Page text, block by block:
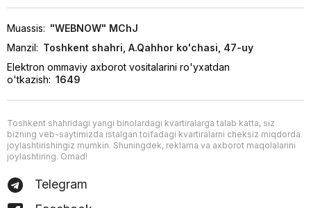
Muassis: "WEBNOW" MChJ
Manzil: Toshkent shahri, A.Qahhor ko'chasi, 47-uy
Elektron ommaviy axborot vositalarini ro'yxatdan
o'tkazish: 1649
Toshkent shahridagi yangi binolardagi kvartiralarga talab katta, siz
bizning veb-saytimizda istalgan toifadagi kvartiralarni cheksiz miqdorda
joylashtirishingiz mumkin. Shuningdek, reklama va axborot maqolalarini
joylashtiring. Omad!
Telegram